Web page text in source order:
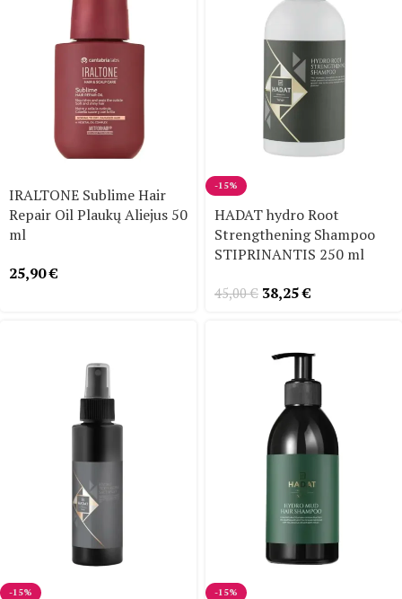
IRALTONE Sublime Hair
Repair Oil Plaukų Aliejus 50
ml
25,90€
-15%
HADAT hydro Root
Strengthening Shampoo
STIPRINANTIS 250 ml
45,00€ 38,25€
-15% -15%